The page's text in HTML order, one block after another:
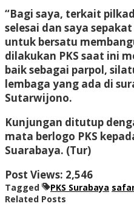
“Bagi saya, terkait
selesai dan saya
untuk bersatu
dilakukan PKS saat ini
baik sebagai parpol,
lembaga yang ada di
Sutarwijono.
Kunjungan ditutup
mata berlogo PKS
Suarabaya. (Tur)
Post Views: 2,546
Tagged PKS Surabaya
Related Posts